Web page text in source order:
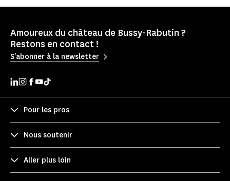
Amoureux du château de Bussy-Rabutin ?
Restons en contact !
S'abonner à la newsletter
Pour les pros
Nous soutenir
Aller plus loin